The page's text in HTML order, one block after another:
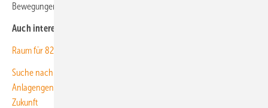
Bewegungen von Boden und Anlage zu untersuchen. (kw)
Auch interessant:
Raum für 82 Gigawatt Offshore-Windenergie und effektive Erzeugung
Suche nach der Setztechnik für extragroße Monopiles der Offshore-
Anlagengeneration 15-MW-Plus
Zukunft